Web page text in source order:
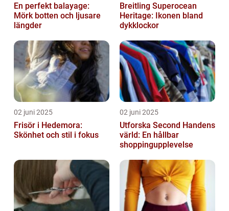
En perfekt balayage:
Mörk botten och ljusare
längder
Breitling Superocean
Heritage: Ikonen bland
dykklockor
02 juni 2025
Frisör i Hedemora:
Skönhet och stil i fokus
02 juni 2025
Utforska Second Handens
värld: En hållbar
shoppingupplevelse